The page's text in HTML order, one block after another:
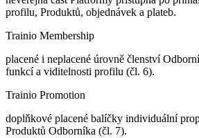
profilu, Produktů, objednávek a plateb.
Trainio Membership
placené i neplacené úrovně členství
funkcí a viditelnosti profilu (čl. 6).
Trainio Promotion
doplňkové placené balíčky individuální
Produktů Odborníka (čl. 7).